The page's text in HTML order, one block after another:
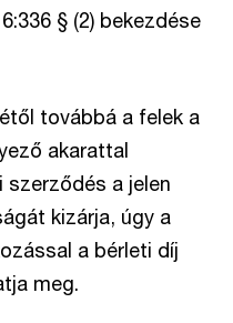
§ (2) bekezdése
továbbá a felek a
akarattal
szerződés a jelen
kizárja, úgy a
a bérleti díj
meg.